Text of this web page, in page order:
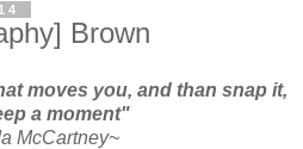
Brown
moves you, and than snap it,
a moment"
McCartney~